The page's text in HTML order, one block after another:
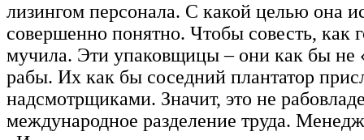
лизингом персонала. С какой целью она
совершенно понятно. Чтобы совесть, как
мучила. Эти упаковщицы – они как бы не
рабы. Их как бы соседний плантатор
надсмотрщиками. Значит, это не
международное разделение труда.